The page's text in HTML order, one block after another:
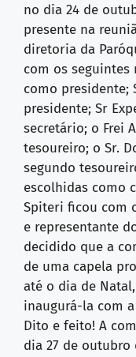
no dia 24 de
presente na
diretoria da
com os seguintes
como presidente;
presidente; Sr
secretário; o Frei
tesoureiro; o Sr.
segundo
escolhidas como
Spiteri ficou com
e representante
decidido que a
de uma capela
até o dia de
inaugurá-la com
Dito e feito! A
dia 27 de outubro